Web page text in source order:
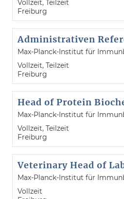
Vollzeit, Teilzeit
Freiburg
Vollzeit, Teilzeit
Freiburg
Vollzeit, Teilzeit
Freiburg
Vollzeit